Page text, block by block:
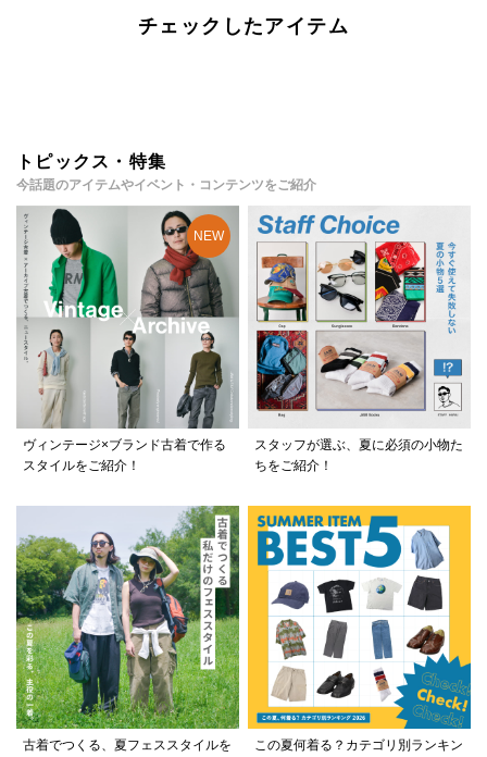
チェックしたアイテム
トピックス・特集
今話題のアイテムやイベント・コンテンツをご紹介
ヴィンテージ×ブランド古着で作る
スタイルをご紹介！
スタッフが選ぶ、夏に必須の小物た
ちをご紹介！
古着でつくる、夏フェススタイルを
この夏何着る？カテゴリ別ランキン